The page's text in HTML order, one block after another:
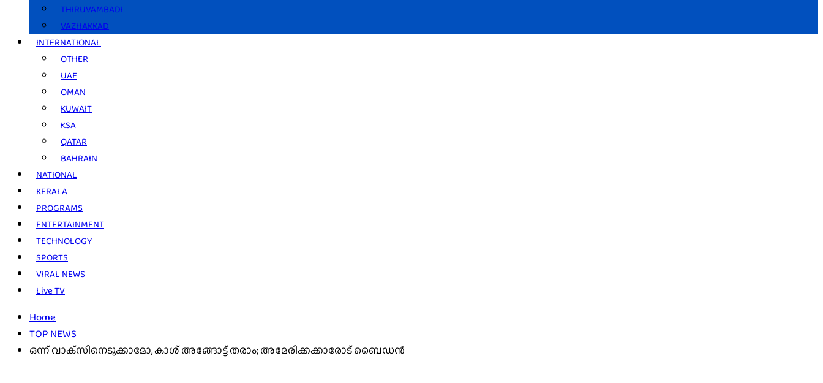
THIRUVAMBADI
VAZHAKKAD
INTERNATIONAL
OTHER
UAE
OMAN
KUWAIT
KSA
QATAR
BAHRAIN
NATIONAL
KERALA
PROGRAMS
ENTERTAINMENT
TECHNOLOGY
SPORTS
VIRAL NEWS
Live TV
Home
TOP NEWS
ഒന്ന് വാക്‌സിനെടുക്കാമോ, കാശ് അങ്ങോട്ട് തരാം; അമേരിക്കക്കാരോട് ബൈഡന്‍